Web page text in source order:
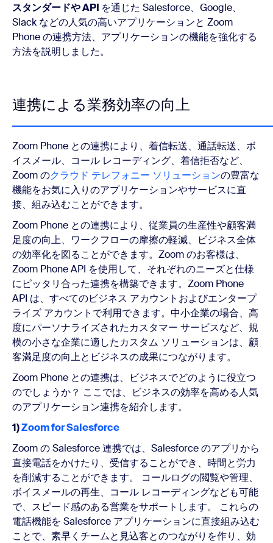
スタンダードや API を通じた Salesforce、Google、
Slack などの人気の高いアプリケーションと Zoom
Phone の連携方法、アプリケーションの機能を強化する
方法を説明しました。
連携による業務効率の向上
Zoom Phone との連携により、着信転送、通話転送、ボ
イスメール、コール レコーディング、着信拒否など、
Zoom のクラウド テレフォニー ソリューションの豊富な
機能をお気に入りのアプリケーションやサービスに直
接、組み込むことができます。
Zoom Phone との連携により、従業員の生産性や顧客満
足度の向上、ワークフローの摩擦の軽減、ビジネス全体
の効率化を図ることができます。Zoom のお客様は、
Zoom Phone API を使用して、それぞれのニーズと仕様
にピッタリ合った連携を構築できます。Zoom Phone
API は、すべてのビジネス アカウントおよびエンタープ
ライズ アカウントで利用できます。中小企業の場合、高
度にパーソナライズされたカスタマー サービスなど、規
模の小さな企業に適したカスタム ソリューションは、顧
客満足度の向上とビジネスの成果につながります。
Zoom Phone との連携は、ビジネスでどのように役立つ
のでしょうか？ ここでは、ビジネスの効率を高める人気
のアプリケーション連携を紹介します。
1)Zoom for Salesforce
Zoom の Salesforce 連携では、Salesforce のアプリから
直接電話をかけたり、受信することができ、時間と労力
を削減することができます。 コールログの閲覧や管理、
ボイスメールの再生、コール レコーディングなども可能
で、スピード感のある営業をサポートします。 これらの
電話機能を Salesforce アプリケーションに直接組み込む
ことで、素早くチームと見込客とのつながりを作り、効